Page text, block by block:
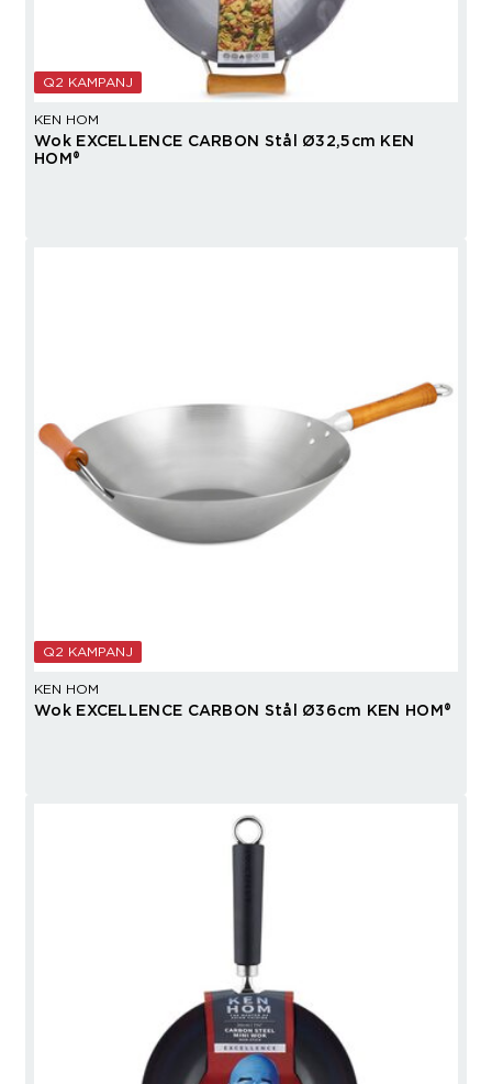
Q2 KAMPANJ
KEN HOM
Wok EXCELLENCE CARBON Stål Ø32,5cm KEN
HOM®
Q2 KAMPANJ
KEN HOM
Wok EXCELLENCE CARBON Stål Ø36cm KEN HOM®